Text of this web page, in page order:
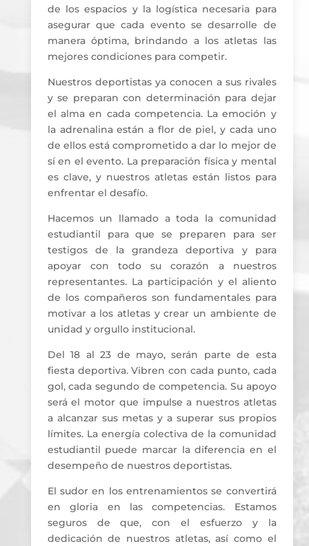
de los espacios y la logística necesaria para
asegurar que cada evento se desarrolle de
manera óptima, brindando a los atletas las
mejores condiciones para competir.
Nuestros deportistas ya conocen a sus rivales
y se preparan con determinación para dejar
el alma en cada competencia. La emoción y
la adrenalina están a flor de piel, y cada uno
de ellos está comprometido a dar lo mejor de
sí en el evento. La preparación física y mental
es clave, y nuestros atletas están listos para
enfrentar el desafío.
Hacemos un llamado a toda la comunidad
estudiantil para que se preparen para ser
testigos de la grandeza deportiva y para
apoyar con todo su corazón a nuestros
representantes. La participación y el aliento
de los compañeros son fundamentales para
motivar a los atletas y crear un ambiente de
unidad y orgullo institucional.
Del 18 al 23 de mayo, serán parte de esta
fiesta deportiva. Vibren con cada punto, cada
gol, cada segundo de competencia. Su apoyo
será el motor que impulse a nuestros atletas
a alcanzar sus metas y a superar sus propios
límites. La energía colectiva de la comunidad
estudiantil puede marcar la diferencia en el
desempeño de nuestros deportistas.
El sudor en los entrenamientos se convertirá
en gloria en las competencias. Estamos
seguros de que, con el esfuerzo y la
dedicación de nuestros atletas, así como el